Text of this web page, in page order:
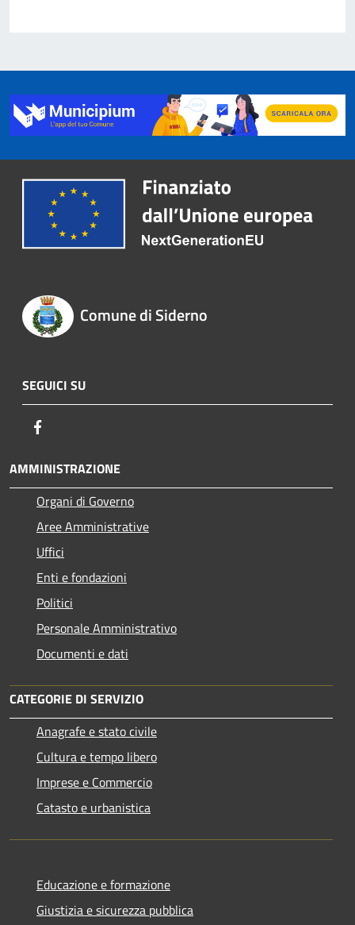
Comune di Siderno
SEGUICI SU
AMMINISTRAZIONE
Organi di Governo
Aree Amministrative
Uffici
Enti e fondazioni
Politici
Personale Amministrativo
Documenti e dati
CATEGORIE DI SERVIZIO
Anagrafe e stato civile
Cultura e tempo libero
Imprese e Commercio
Catasto e urbanistica
Educazione e formazione
Giustizia e sicurezza pubblica